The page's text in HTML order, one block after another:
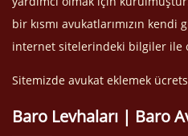
bir kısmı avukatlarımızın
internet sitelerindeki bilgiler ile
Sitemizde avukat eklemek
Baro Levhaları | Baro